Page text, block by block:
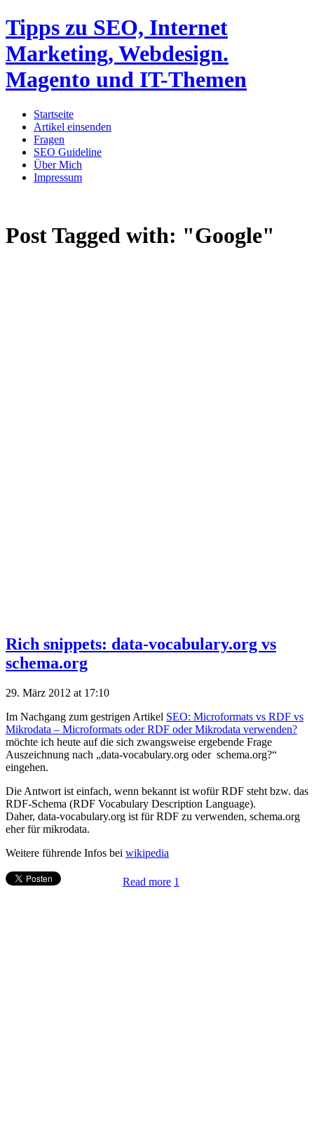
Tipps zu SEO, Internet
Marketing, Webdesign.
Magento und IT-Themen
Startseite
Artikel einsenden
Fragen
SEO Guideline
Über Mich
Impressum
Post Tagged with: "Google"
Rich snippets: data-vocabulary.org vs
schema.org
29. März 2012 at 17:10
Im Nachgang zum gestrigen Artikel SEO: Microformats vs RDF vs
Mikrodata – Microformats oder RDF oder Mikrodata verwenden?
möchte ich heute auf die sich zwangsweise ergebende Frage
Auszeichnung nach „data-vocabulary.org oder schema.org?“
eingehen.
Die Antwort ist einfach, wenn bekannt ist wofür RDF steht bzw. das
RDF-Schema (RDF Vocabulary Description Language).
Daher, data-vocabulary.org ist für RDF zu verwenden, schema.org
eher für mikrodata.
Weitere führende Infos bei wikipedia
Read more 1